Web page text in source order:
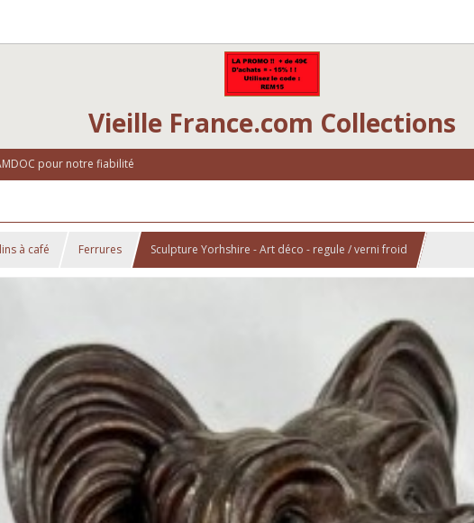
Vieille France.com Collections
pour notre fiabilité
à café Ferrures Sculpture Yorhshire - Art déco - regule / verni froid